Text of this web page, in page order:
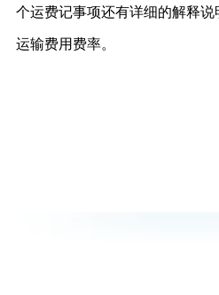
个运费记事项还有详细的解释
运输费用费率。